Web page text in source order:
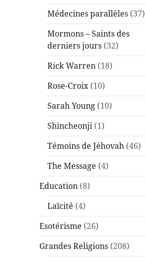
Médecines parallèles (37)
Mormons – Saints des
derniers jours (32)
Rick Warren (18)
Rose-Croix(10)
Sarah Young (10)
Shincheonji (1)
Témoins de Jéhovah (46)
The Message (4)
Education (8)
Laïcité (4)
Esotérisme (26)
Grandes Religions (208)